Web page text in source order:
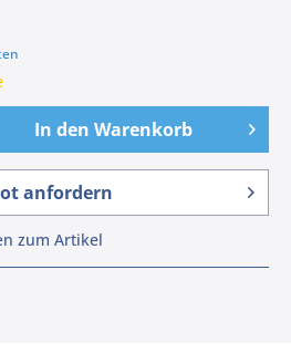
In den Warenkorb
anfordern
zum Artikel